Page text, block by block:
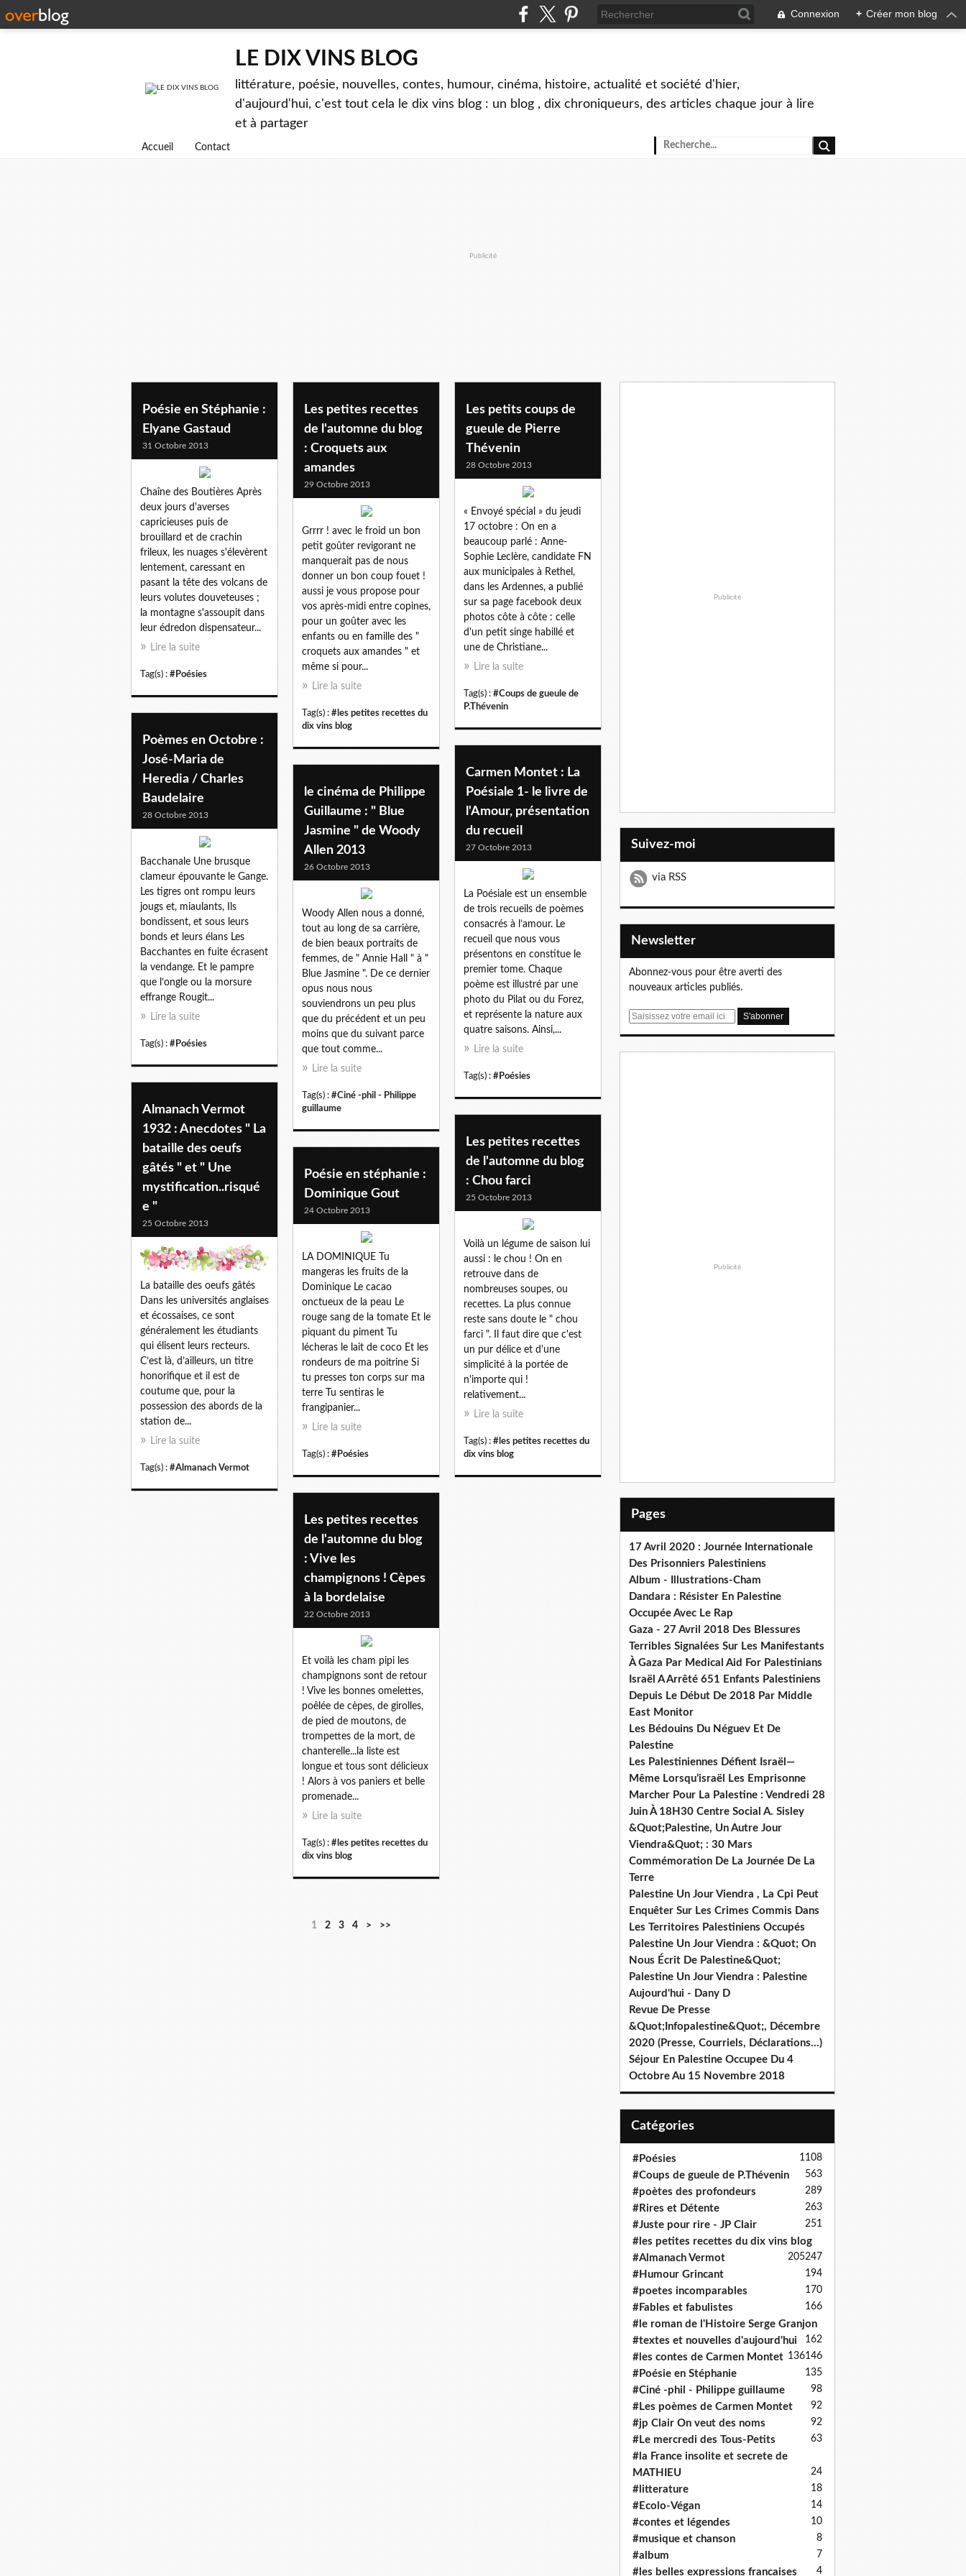
Connexion + Créer mon blog
LE DIX VINS BLOG
littérature, poésie, nouvelles, contes, humour, cinéma, histoire, actualité et société d'hier,
d'aujourd'hui, c'est tout cela le dix vins blog : un blog , dix chroniqueurs, des articles chaque jour à lire
et à partager
Accueil Contact
Publicité
Poésie en Stéphanie :
Elyane Gastaud
31 Octobre 2013
Chaîne des Boutières Après
deux jours d'averses
capricieuses puis de
brouillard et de crachin
frileux, les nuages s'élevèrent
lentement, caressant en
pasant la tête des volcans de
leurs volutes douveteuses ;
la montagne s'assoupit dans
leur édredon dispensateur...
Lire la suite
Tag(s) : #Poésies
Les petites recettes
de l'automne du blog
: Croquets aux
amandes
29 Octobre 2013
Grrrr ! avec le froid un bon
petit goûter revigorant ne
manquerait pas de nous
donner un bon coup fouet !
aussi je vous propose pour
vos après-midi entre copines,
pour un goûter avec les
enfants ou en famille des "
croquets aux amandes " et
même si pour...
Lire la suite
Tag(s) : #les petites recettes du
dix vins blog
Les petits coups de
gueule de Pierre
Thévenin
28 Octobre 2013
« Envoyé spécial » du jeudi
17 octobre : On en a
beaucoup parlé : Anne-
Sophie Leclère, candidate FN
aux municipales à Rethel,
dans les Ardennes, a publié
sur sa page facebook deux
photos côte à côte : celle
d'un petit singe habillé et
une de Christiane...
Lire la suite
Tag(s) : #Coups de gueule de
P.Thévenin
Poèmes en Octobre :
José-Maria de
Heredia / Charles
Baudelaire
28 Octobre 2013
Bacchanale Une brusque
clameur épouvante le Gange.
Les tigres ont rompu leurs
jougs et, miaulants, Ils
bondissent, et sous leurs
bonds et leurs élans Les
Bacchantes en fuite écrasent
la vendange. Et le pampre
que l’ongle ou la morsure
effrange Rougit...
Lire la suite
Tag(s) : #Poésies
Carmen Montet : La
Poésiale 1- le livre de
l'Amour, présentation
du recueil
27 Octobre 2013
La Poésiale est un ensemble
de trois recueils de poèmes
consacrés à l’amour. Le
recueil que nous vous
présentons en constitue le
premier tome. Chaque
poème est illustré par une
photo du Pilat ou du Forez,
et représente la nature aux
quatre saisons. Ainsi,...
Lire la suite
Tag(s) : #Poésies
le cinéma de Philippe
Guillaume : " Blue
Jasmine " de Woody
Allen 2013
26 Octobre 2013
Woody Allen nous a donné,
tout au long de sa carrière,
de bien beaux portraits de
femmes, de " Annie Hall " à "
Blue Jasmine ". De ce dernier
opus nous nous
souviendrons un peu plus
que du précédent et un peu
moins que du suivant parce
que tout comme...
Lire la suite
Tag(s) : #Ciné -phil - Philippe
guillaume
Almanach Vermot
1932 : Anecdotes " La
bataille des oeufs
gâtés " et " Une
mystification..risqué
e "
25 Octobre 2013
La bataille des oeufs gâtés
Dans les universités anglaises
et écossaises, ce sont
généralement les étudiants
qui élisent leurs recteurs.
C’est là, d’ailleurs, un titre
honorifique et il est de
coutume que, pour la
possession des abords de la
station de...
Lire la suite
Tag(s) : #Almanach Vermot
Les petites recettes
de l'automne du blog
: Chou farci
25 Octobre 2013
Voilà un légume de saison lui
aussi : le chou ! On en
retrouve dans de
nombreuses soupes, ou
recettes. La plus connue
reste sans doute le " chou
farci ". Il faut dire que c'est
un pur délice et d'une
simplicité à la portée de
n'importe qui !
relativement...
Lire la suite
Tag(s) : #les petites recettes du
dix vins blog
Poésie en stéphanie :
Dominique Gout
24 Octobre 2013
LA DOMINIQUE Tu
mangeras les fruits de la
Dominique Le cacao
onctueux de la peau Le
rouge sang de la tomate Et le
piquant du piment Tu
lécheras le lait de coco Et les
rondeurs de ma poitrine Si
tu presses ton corps sur ma
terre Tu sentiras le
frangipanier...
Lire la suite
Tag(s) : #Poésies
Les petites recettes
de l'automne du blog
: Vive les
champignons ! Cèpes
à la bordelaise
22 Octobre 2013
Et voilà les cham pipi les
champignons sont de retour
! Vive les bonnes omelettes,
poêlée de cèpes, de girolles,
de pied de moutons, de
trompettes de la mort, de
chanterelle...la liste est
longue et tous sont délicieux
! Alors à vos paniers et belle
promenade...
Lire la suite
Tag(s) : #les petites recettes du
dix vins blog
1 2 3 4 > >>
Publicité
Suivez-moi
via RSS
Newsletter
Abonnez-vous pour être averti des
nouveaux articles publiés.
E
Publicité
Pages
17 Avril 2020 : Journée Internationale
Des Prisonniers Palestiniens
Album - Illustrations-Cham
Dandara : Résister En Palestine
Occupée Avec Le Rap
Gaza - 27 Avril 2018 Des Blessures
Terribles Signalées Sur Les Manifestants
À Gaza Par Medical Aid For Palestinians
Israël A Arrêté 651 Enfants Palestiniens
Depuis Le Début De 2018 Par Middle
East Monitor
Les Bédouins Du Néguev Et De
Palestine
Les Palestiniennes Défient Israël—
Même Lorsqu’israël Les Emprisonne
Marcher Pour La Palestine : Vendredi 28
Juin À 18H30 Centre Social A. Sisley
&Quot;Palestine, Un Autre Jour
Viendra&Quot; : 30 Mars
Commémoration De La Journée De La
Terre
Palestine Un Jour Viendra , La Cpi Peut
Enquêter Sur Les Crimes Commis Dans
Les Territoires Palestiniens Occupés
Palestine Un Jour Viendra : &Quot; On
Nous Écrit De Palestine&Quot;
Palestine Un Jour Viendra : Palestine
Aujourd'hui - Dany D
Revue De Presse
&Quot;Infopalestine&Quot;, Décembre
2020 (Presse, Courriels, Déclarations…)
Séjour En Palestine Occupee Du 4
Octobre Au 15 Novembre 2018
Catégories
#Poésies 1108
#Coups de gueule de P.Thévenin 563
#poètes des profondeurs 289
#Rires et Détente 263
#Juste pour rire - JP Clair 251
#les petites recettes du dix vins blog
247
#Almanach Vermot 205
#Humour Grincant 194
#poetes incomparables 170
#Fables et fabulistes 166
#le roman de l'Histoire Serge Granjon
162
#textes et nouvelles d'aujourd'hui
146
#les contes de Carmen Montet 136
#Poésie en Stéphanie 135
#Ciné -phil - Philippe guillaume 98
#Les poèmes de Carmen Montet 92
#jp Clair On veut des noms 92
#Le mercredi des Tous-Petits 63
#la France insolite et secrete de
MATHIEU
24
#litterature 18
#Ecolo-Végan 14
#contes et légendes 10
#musique et chanson 8
#album 7
#les belles expressions francaises 4